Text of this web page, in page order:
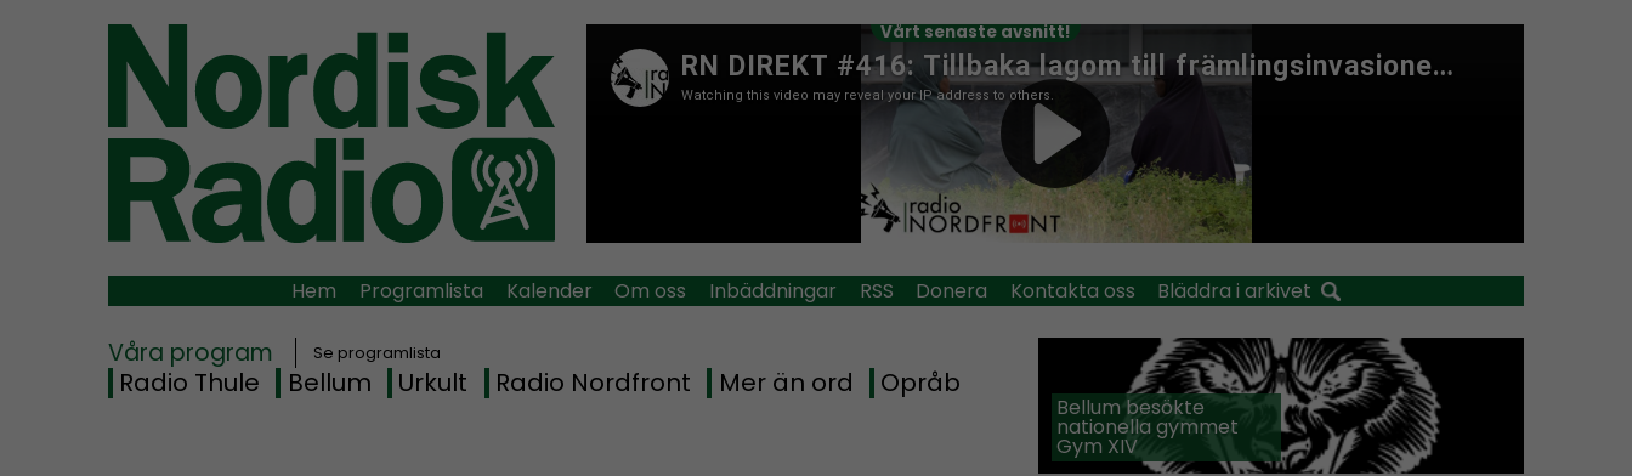
Vårt senaste avsnitt!
Hem Programlista Kalender Om oss Inbäddningar RSS Donera Kontakta oss Bläddra i arkivet
Våra program Se programlista
Radio Thule Bellum Urkult Radio Nordfront Mer än ord Opråb
Bellum besökte
nationella gymmet
Gym XIV